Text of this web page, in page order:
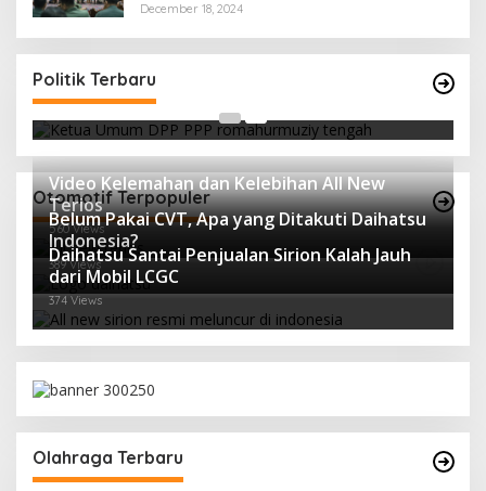
December 18, 2024
Politik Terbaru
Strategi PPP Menangkan Duet Ganjar dan Gus
Yasin
Otomotif Terpopuler
Video Kelemahan dan Kelebihan All New
Terios
560 Views
Belum Pakai CVT, Apa yang Ditakuti Daihatsu
Indonesia?
389 Views
Daihatsu Santai Penjualan Sirion Kalah Jauh
dari Mobil LCGC
374 Views
Olahraga Terbaru